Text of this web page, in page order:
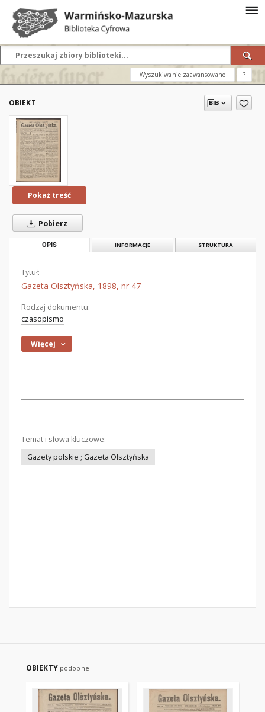
Wyszukiwanie zaawansowane ?
OBIEKT
Pokaż treść
Pobierz
OPIS INFORMACJE STRUKTURA
Tytuł:
Gazeta Olsztyńska, 1898, nr 47
Rodzaj dokumentu:
czasopismo
Więcej
Temat i słowa kluczowe:
Gazety polskie ; Gazeta Olsztyńska
OBIEKTY podobne